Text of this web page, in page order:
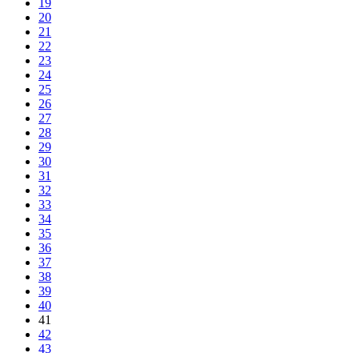
19
20
21
22
23
24
25
26
27
28
29
30
31
32
33
34
35
36
37
38
39
40
41
42
43